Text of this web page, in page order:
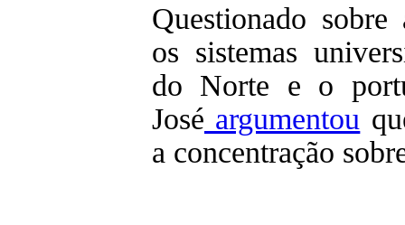
Questionado
os sistemas
do Norte e o
José argumentou
a concentração